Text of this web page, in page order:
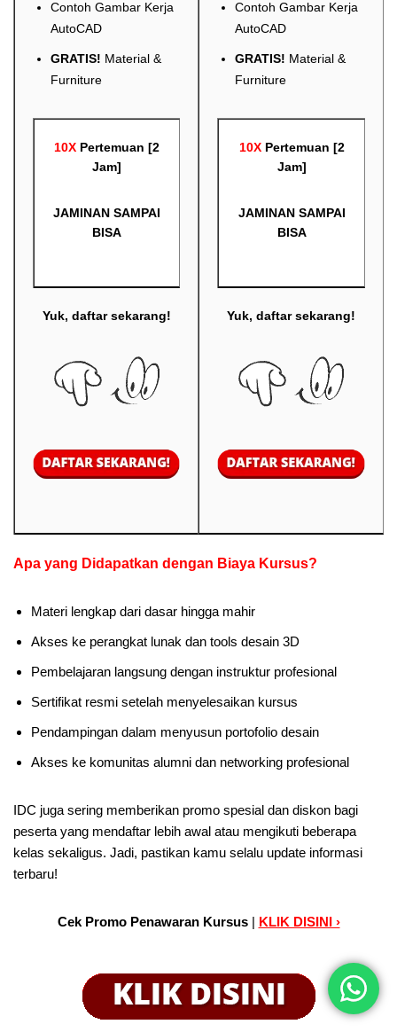
Contoh Gambar Kerja
AutoCAD
GRATIS! Material &
Furniture
10X Pertemuan [2
Jam]
JAMINAN SAMPAI
BISA
Yuk, daftar sekarang!
Contoh Gambar Kerja
AutoCAD
GRATIS! Material &
Furniture
10X Pertemuan [2
Jam]
JAMINAN SAMPAI
BISA
Yuk, daftar sekarang!
Apa yang Didapatkan dengan Biaya Kursus?
Materi lengkap dari dasar hingga mahir
Akses ke perangkat lunak dan tools desain 3D
Pembelajaran langsung dengan instruktur profesional
Sertifikat resmi setelah menyelesaikan kursus
Pendampingan dalam menyusun portofolio desain
Akses ke komunitas alumni dan networking profesional
IDC juga sering memberikan promo spesial dan diskon bagi
peserta yang mendaftar lebih awal atau mengikuti beberapa
kelas sekaligus. Jadi, pastikan kamu selalu update informasi
terbaru!
Cek Promo Penawaran Kursus | KLIK DISINI ›